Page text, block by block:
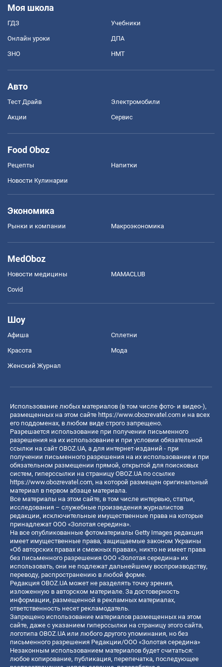
Моя школа
ГДЗ Учебники
Онлайн уроки ДПА
ЗНО НМТ
Авто
Тест Драйв Электромобили
Акции Сервис
Food Oboz
Рецепты Напитки
Новости Кулинарии
Экономика
Рынки и компании Mакроэкономика
MedOboz
Новости медицины MAMACLUB
Covid
Шоу
Афиша Сплетни
Красота Мода
Женский Журнал
Использование любых материалов (в том числе фото- и видео-),
размещенных на этом сайте https://www.obozrevatel.com и на всех
его поддоменах, в любом виде строго запрещено.
Разрешается использование при получении письменного
разрешения на их использование и при условии обязательной
ссылки на сайт OBOZ.UA, а для интернет-изданий - при
получении письменного разрешения на их использование и при
обязательном размещении прямой, открытой для поисковых
систем, гиперссылки на страницу OBOZ.UA по ссылке
https://www.obozrevatel.com, на которой размещен оригинальный
материал в первом абзаце материала.
Все материалы на этом сайте, в том числе интервью, статьи,
исследования – служебные произведения журналистов
редакции, исключительные имущественные права на которые
принадлежат ООО «Золотая середина».
На все опубликованные фотоматериалы Getty Images редакция
имеет имущественные права, защищаемые законом Украины
«Об авторских правах и смежных правах», никто не имеет права
без письменного разрешения ООО «Золотая середина» их
использовать, они не подлежат дальнейшему воспроизводству,
переводу, распространению в любой форме.
Редакция OBOZ.UA может не разделять точку зрения,
изложенную в авторском материале. За достоверность
информации, размещенной в рекламных материалах,
ответственность несет рекламодатель.
Запрещено использование материалов размещенных на этом
сайте, даже с указанием гиперссылки на страницу этого сайта,
логотипа OBOZ.UA или любого другого упоминания, но без
письменного разрешения Редакции/ООО «Золотая середина»
Незаконным использованием материалов будет считаться:
любое копирование, публикация, перепечатка, последующее